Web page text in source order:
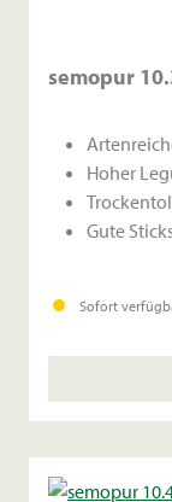
semopur
Hoher
Gute
Sofort